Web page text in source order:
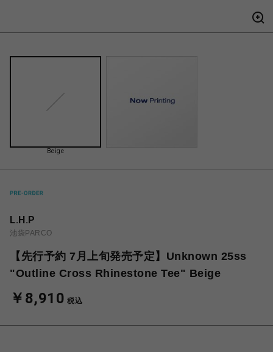
Beige
L.H.P
池袋PARCO
【先行予約 7月上旬発売予定】Unknown 25ss
"Outline Cross Rhinestone Tee" Beige
￥8,910 税込